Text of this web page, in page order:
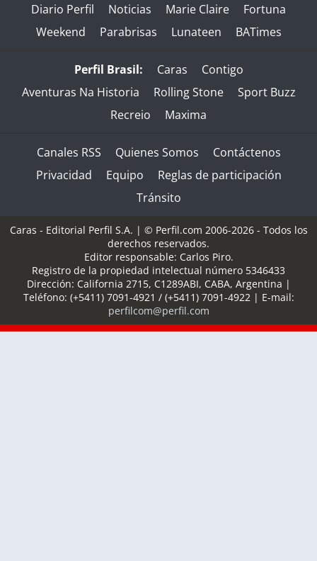
Diario Perfil Noticias Marie Claire
Fortuna
Weekend
Parabrisas Lunateen BATimes
Perfil Brasil: Caras
Contigo
Aventuras Na Historia
Rolling Stone
Sport Buzz
Recreio
Maxima
Canales RSS Quienes Somos
Contáctenos
Privacidad
Equipo
Reglas de participación
Tránsito
Caras - Editorial Perfil S.A. | © Perfil.com 2006-2026 - Todos los
derechos reservados.
Editor responsable: Carlos Piro.
Registro de la propiedad intelectual número 5346433
Dirección: California 2715, C1289ABI, CABA, Argentina |
Teléfono: (+5411) 7091-4921 / (+5411) 7091-4922| E-mail:
perfilcom@perfil.com